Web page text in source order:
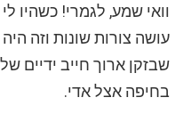
וואי שמע, לגמרי! כשהיו
עושה צורות שונות וזה
שבזקן ארוך חייב ידיים
בחיפה אצל אדי.